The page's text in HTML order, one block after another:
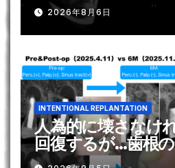
になり, それがトラ
経の治療は苦手で
れを解消する方法
RCT 1回法
2026年8月6日
INTENTIONAL REPLANTATION
人為的に壊さなけ
回復するが…歯根
は勝てるのか？〜